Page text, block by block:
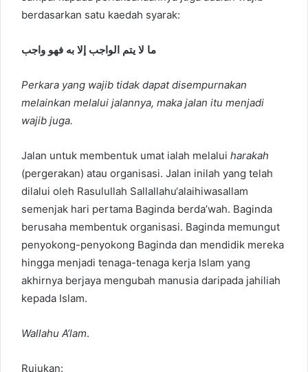
berdasarkan satu kaedah syarak:
ما لا يتم الواجب إلا به فهو واجب
Perkara yang wajib tidak dapat disempurnakan
melainkan melalui jalannya, maka jalan itu menjadi
wajib juga.
Jalan untuk membentuk umat ialah melalui harakah
(pergerakan) atau organisasi. Jalan inilah yang telah
dilalui oleh Rasulullah Sallallahu‘alaihiwasallam
semenjak hari pertama Baginda berda’wah. Baginda
berusaha membentuk organisasi. Baginda memungut
penyokong-penyokong Baginda dan mendidik mereka
hingga menjadi tenaga-tenaga kerja Islam yang
akhirnya berjaya mengubah manusia daripada jahiliah
kepada Islam.
Wallahu A’lam.
Rujukan: